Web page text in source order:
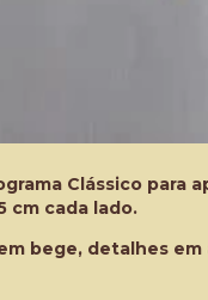
Clássico para
cm cada lado.
bege, detalhes